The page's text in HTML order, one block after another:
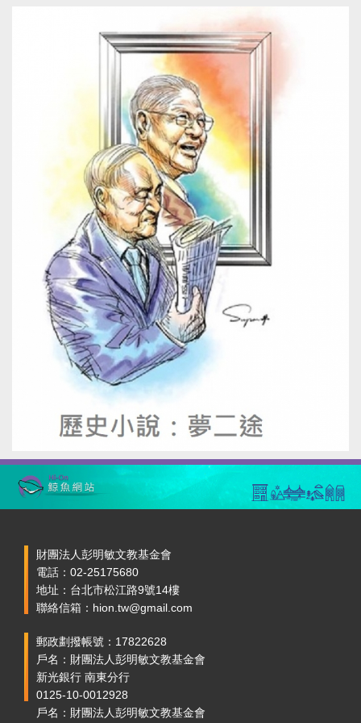
財團法人彭明敏文教基金會
電話：02-25175680
地址：台北市松江路9號14樓
聯絡信箱：hion.tw@gmail.com
郵政劃撥帳號：17822628
戶名：財團法人彭明敏文教基金會
新光銀行 南東分行
0125-10-0012928
戶名：財團法人彭明敏文教基金會